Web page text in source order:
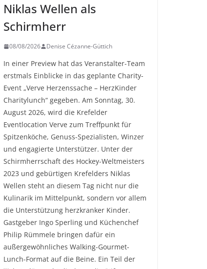
Niklas Wellen als
Schirmherr
08/08/2026 Denise Cézanne-Güttich
In einer Preview hat das Veranstalter-Team
erstmals Einblicke in das geplante Charity-
Event „Verve Herzenssache – HerzKinder
Charitylunch“ gegeben. Am Sonntag, 30.
August 2026, wird die Krefelder
Eventlocation Verve zum Treffpunkt für
Spitzenköche, Genuss-Spezialisten, Winzer
und engagierte Unterstützer. Unter der
Schirmherrschaft des Hockey-Weltmeisters
2023 und gebürtigen Krefelders Niklas
Wellen steht an diesem Tag nicht nur die
Kulinarik im Mittelpunkt, sondern vor allem
die Unterstützung herzkranker Kinder.
Gastgeber Ingo Sperling und Küchenchef
Philip Rümmele bringen dafür ein
außergewöhnliches Walking-Gourmet-
Lunch-Format auf die Beine. Ein Teil der